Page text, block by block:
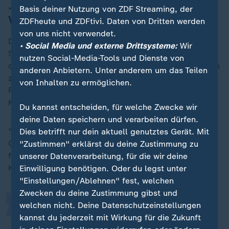
... zur weiteren Funktionsfähigkeit des
Verfassungsgerichts
Die Grünen wollen nun die Wahl in einer Bundestags-
Sondersitzung kommende Woche durchführen - sollte
das nicht passieren, verschiebt sie sich mindestens bis
zur nächsten regulären Sitzung im September. Die
Funktionsfähigkeit des Verfassungsgerichts sieht
Kirchhof dadurch aber nicht gefährdet.
"Ein Richter, der 68 geworden ist, wie Herr (Josef)
Christ, der ausscheidende Richter, der muss sein Amt
fortführen, bis der Nachfolgende gewählt ist", erklärt
Kirchhof.
So wird eine Kontinuität
gewährleistet. In der Besetzung des
„
Basis deiner Nutzung von ZDF Streaming, der
ZDFheute und ZDFtivi. Daten von Dritten werden
von uns nicht verwendet.
• Social Media und externe Drittsysteme:Wir
nutzen Social-Media-Tools und Dienste von
anderen Anbietern. Unter anderem um das Teilen
von Inhalten zu ermöglichen.
Du kannst entscheiden, für welche Zwecke wir
deine Daten speichern und verarbeiten dürfen.
Dies betrifft nur dein aktuell genutztes Gerät. Mit
"Zustimmen" erklärst du deine Zustimmung zu
unserer Datenverarbeitung, für die wir deine
Einwilligung benötigen. Oder du legst unter
"Einstellungen/Ablehnen" fest, welchen
Zwecken du deine Zustimmung gibst und
welchen nicht. Deine Datenschutzeinstellungen
kannst du jederzeit mit Wirkung für die Zukunft